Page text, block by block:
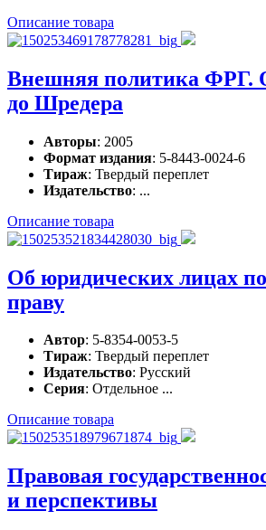
Описание товара
Внешняя политика ФРГ.
до Шредера
Авторы: 2005
Формат издания: 5-8443-0024-6
Тираж: Твердый переплет
Издательство: ...
Описание товара
Об юридических лицах
праву
Автор: 5-8354-0053-5
Тираж: Твердый переплет
Издательство: Русский
Серия: Отдельное ...
Описание товара
Правовая
и перспективы